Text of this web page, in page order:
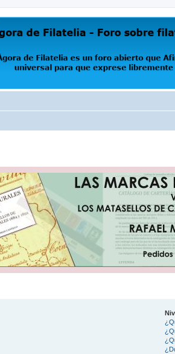
foro abierto que Afinet ofrece a la comunidad